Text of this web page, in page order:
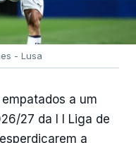
- Lusa
a um
27 da I I Liga de
a